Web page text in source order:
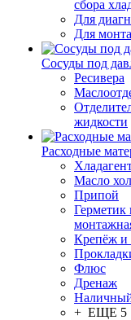
сбора
Для
Для
Сосуды под
Ресивера
жидкости
Расходные
Масло
Припой
Герметик
Крепёж и
Флюс
Дренаж
+ ЕЩЕ 5